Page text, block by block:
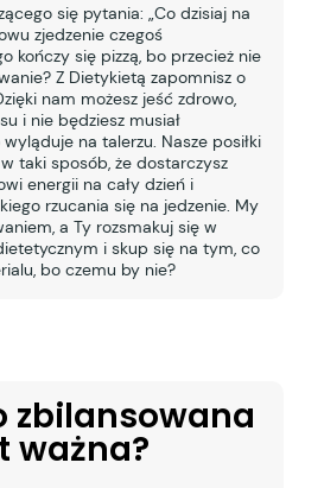
się pytania: „Co dzisiaj na
zjedzenie czegoś
kończy się pizzą, bo przecież nie
Z Dietykietą zapomnisz o
nam możesz jeść zdrowo,
i nie będziesz musiał
na talerzu. Nasze posiłki
taki sposób, że dostarczysz
energii na cały dzień i
rzucania się na jedzenie. My
a Ty rozsmakuj się w
i skup się na tym, co
bo czemu by nie?
zbilansowana
ważna?